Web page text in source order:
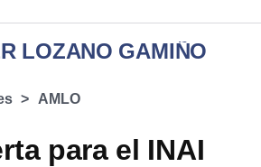
LOZANO GAMIÑO
AMLO
para el INAI